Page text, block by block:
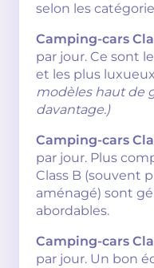
selon les
Camping-cars
par jour. Ce sont
et les plus
modèles haut de
davantage.)
Camping-cars
par jour. Plus
Class B (souvent
aménagé) sont
abordables.
Camping-cars
par jour. Un bon